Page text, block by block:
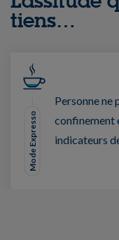
tiens…
Mode Expresso
Personne ne
confinement
indicateurs